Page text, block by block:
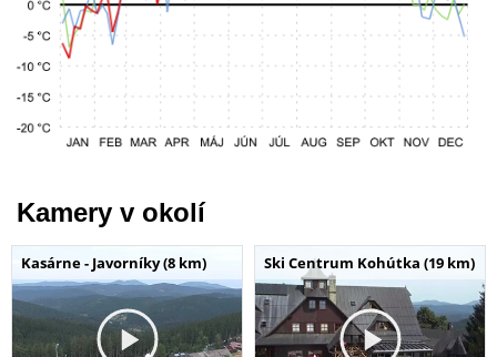
Kamery v okolí
Kasárne - Javorníky (8 km) Ski Centrum Kohútka (19 km)